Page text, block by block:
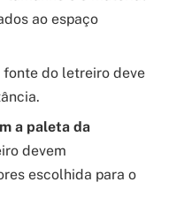
ao espaço
fonte do letreiro deve
a paleta da
devem
escolhida para o